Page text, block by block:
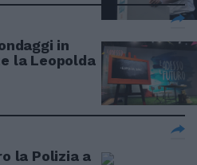
in
la Leopolda
la Polizia a